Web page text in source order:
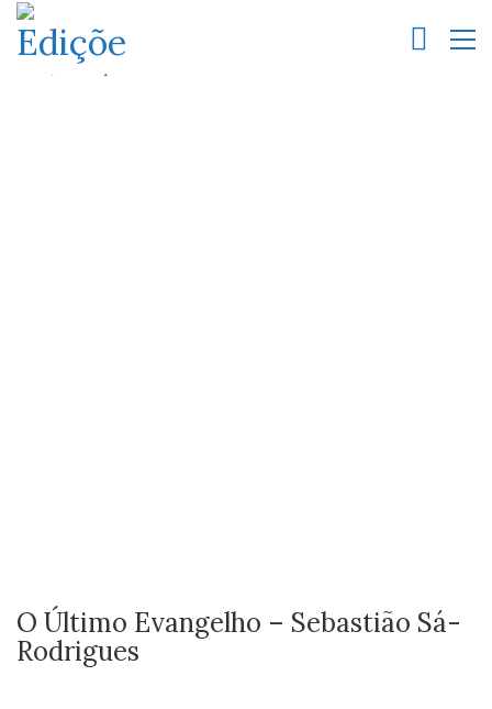
O Último Evangelho – Sebastião Sá-
Rodrigues